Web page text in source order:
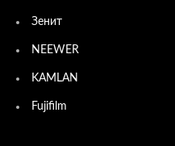
Зенит
NEEWER
KAMLAN
Fujifilm